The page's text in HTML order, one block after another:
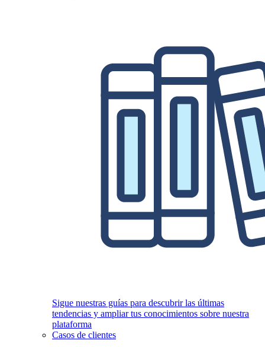
Sigue nuestras guías para descubrir las últimas
tendencias y ampliar tus conocimientos sobre nuestra
plataforma
Casos de clientes